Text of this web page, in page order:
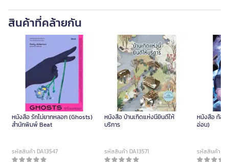
สินค้าที่คล้ายกัน
หนังสือ รักไม่ยากหลอก (Ghosts)
สำนักพิมพ์ Beat
รหัสสินค้า DA13547
หนังสือ บ้านเกิดแห่งนี้ยินดีให้
บริการ
รหัสสินค้า DA13571
หนังสือ ท้อง
อ่อน)
รหัสสินค้า